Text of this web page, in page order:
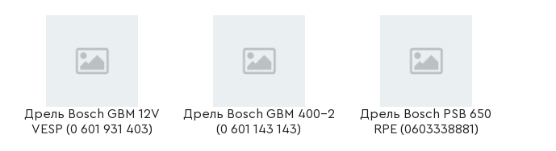
Дрель Bosch GBM 12V
VESP (0 601 931 403)
Дрель Bosch GBM 400-2
(0 601 143 143)
Дрель Bosch PSB 650
RPE (0603338881)